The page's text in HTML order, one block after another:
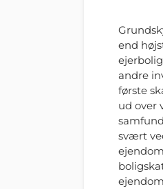
end
andre
første
ud over
svært